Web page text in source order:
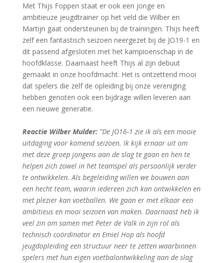
Met Thijs Foppen staat er ook een jonge en
ambitieuze jeugdtrainer op het veld die Wilber en
Martijn gaat ondersteunen bij de trainingen. Thijs heeft
zelf een fantastisch seizoen neergezet bij de JO19-1 en
dit passend afgesloten met het kampioenschap in de
hoofdklasse. Daarnaast heeft Thijs al zijn debuut
gemaakt in onze hoofdmacht. Het is ontzettend mooi
dat spelers die zelf de opleiding bij onze vereniging
hebben genoten ook een bijdrage willen leveren aan
een nieuwe generatie.
Reactie Wilber Mulder: ”De JO16-1 zie ik als een mooie
uitdaging voor komend seizoen. Ik kijk ernaar uit om
met deze groep jongens aan de slag te gaan en hen te
helpen zich zowel in het teamspel als persoonlijk verder
te ontwikkelen. Als begeleiding willen we bouwen aan
een hecht team, waarin iedereen zich kan ontwikkelen en
met plezier kan voetballen. We gaan er met elkaar een
ambitieus en mooi seizoen van maken. Daarnaast heb ik
veel zin om samen met Peter de Valk in zijn rol als
technisch coördinator en Emiel Hop als hoofd
jeugdopleiding een structuur neer te zetten waarbinnen
spelers met hun eigen voetbalontwikkeling aan de slag